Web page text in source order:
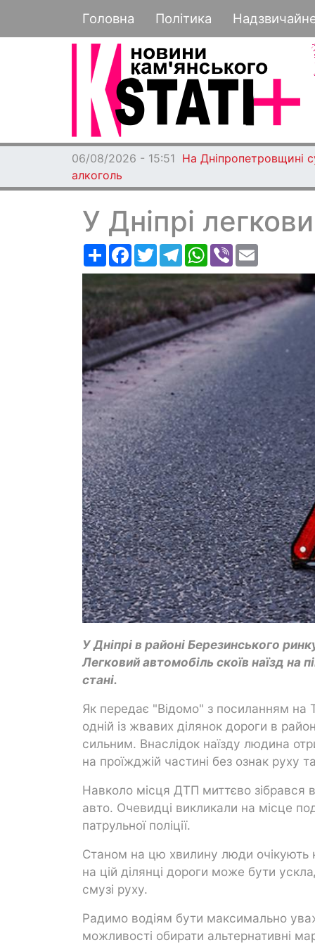
Основная навигация
Головна Політика
06/08/2026 - 15:51 На Дніпропетровщині
алкоголь
У Дніпрі
РесурсFacebook
TwitterTelegramWhatsApp
Viber
У Дніпрі в районі Березинського
Легковий автомобіль скоїв наїзд на
стані.
Як передає "Відомо" з посиланням на
одній із жвавих ділянок дороги в
сильним. Внаслідок наїзду людина
на проїжджій частині без ознак руху
Навколо місця ДТП миттєво зібрався
авто. Очевидці викликали на місце
патрульної поліції.
Станом на цю хвилину люди очікують
на цій ділянці дороги може бути
смузі руху.
Радимо водіям бути максимально
можливості обирати альтернативні